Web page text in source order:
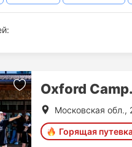
Oxford
Московская обл.,
Горящая